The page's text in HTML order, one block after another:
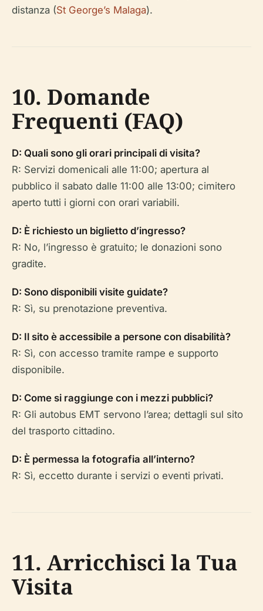
distanza (St George’s Malaga).
10. Domande
Frequenti (FAQ)
D: Quali sono gli orari principali di visita?
R: Servizi domenicali alle 11:00; apertura al
pubblico il sabato dalle 11:00 alle 13:00; cimitero
aperto tutti i giorni con orari variabili.
D: È richiesto un biglietto d’ingresso?
R: No, l’ingresso è gratuito; le donazioni sono
gradite.
D: Sono disponibili visite guidate?
R: Sì, su prenotazione preventiva.
D: Il sito è accessibile a persone con disabilità?
R: Sì, con accesso tramite rampe e supporto
disponibile.
D: Come si raggiunge con i mezzi pubblici?
R: Gli autobus EMT servono l’area; dettagli sul sito
del trasporto cittadino.
D: È permessa la fotografia all’interno?
R: Sì, eccetto durante i servizi o eventi privati.
11. Arricchisci la Tua
Visita